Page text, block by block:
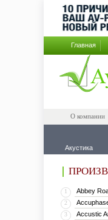
Главная
О компании
Акустика
1 Abbey
2
3 Accustic